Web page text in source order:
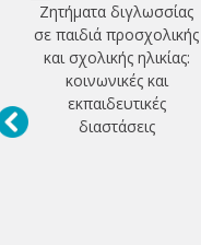
Ζητήματα διγλωσσίας
σε παιδιά προσχολικής
και σχολικής ηλικίας:
κοινωνικές και
εκπαιδευτικές
διαστάσεις